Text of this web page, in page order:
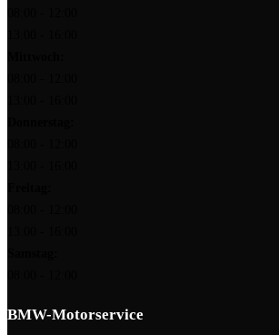
BMW-Motorservice